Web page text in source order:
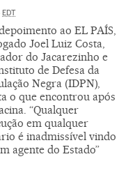
EDT
ao EL PAÍS,
Joel Luiz Costa,
do Jacarezinho e
de Defesa da
Negra (IDPN),
o que encontrou após
“Qualquer
em qualquer
é inadmissível vindo
agente do Estado”